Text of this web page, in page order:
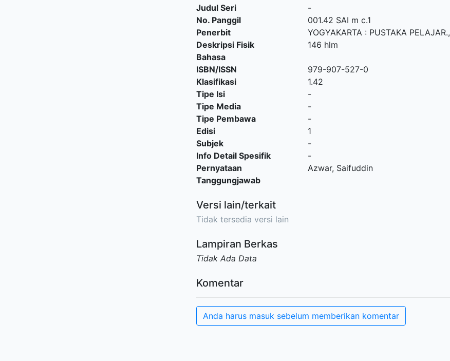
Judul Seri
-
No. Panggil
001.42 SAI m c.1
Penerbit
YOGYAKARTA: PUSTAKA PELAJAR.,
Deskripsi Fisik
146 hlm
Bahasa
ISBN/ISSN
979-907-527-0
Klasifikasi
1.42
Tipe Isi
-
Tipe Media
-
Tipe Pembawa
-
Edisi
1
Subjek
-
Info Detail Spesifik
-
Pernyataan
Tanggungjawab
Azwar, Saifuddin
Versi lain/terkait
Tidak tersedia versi lain
Lampiran Berkas
Tidak Ada Data
Komentar
Anda harus masuk sebelum memberikan komentar